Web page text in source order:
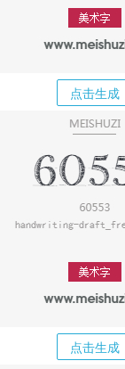
点击生成
点击生成